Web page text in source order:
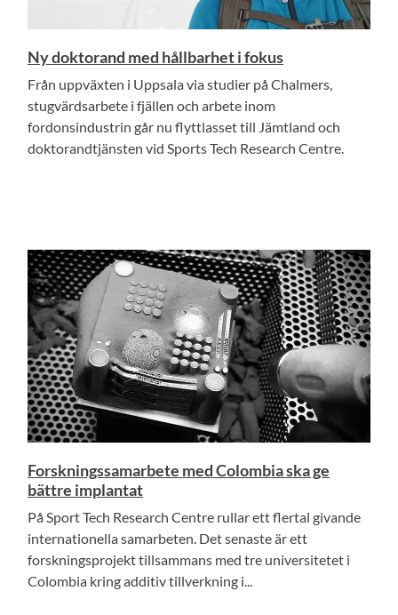
Ny doktorand med hållbarhet i fokus
Från uppväxten i Uppsala via studier på Chalmers,
stugvärdsarbete i fjällen och arbete inom
fordonsindustrin går nu flyttlasset till Jämtland och
doktorandtjänsten vid Sports Tech Research Centre.
Forskningssamarbete med Colombia ska ge
bättre implantat
På Sport Tech Research Centre rullar ett flertal givande
internationella samarbeten. Det senaste är ett
forskningsprojekt tillsammans med tre universitetet i
Colombia kring additiv tillverkning i...